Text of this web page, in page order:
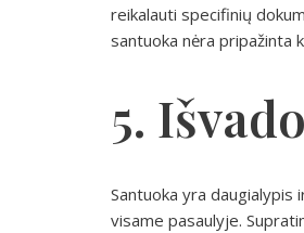
reikalauti specifinių
santuoka nėra pripažinta
5.
Santuoka yra
visame pasaulyje.